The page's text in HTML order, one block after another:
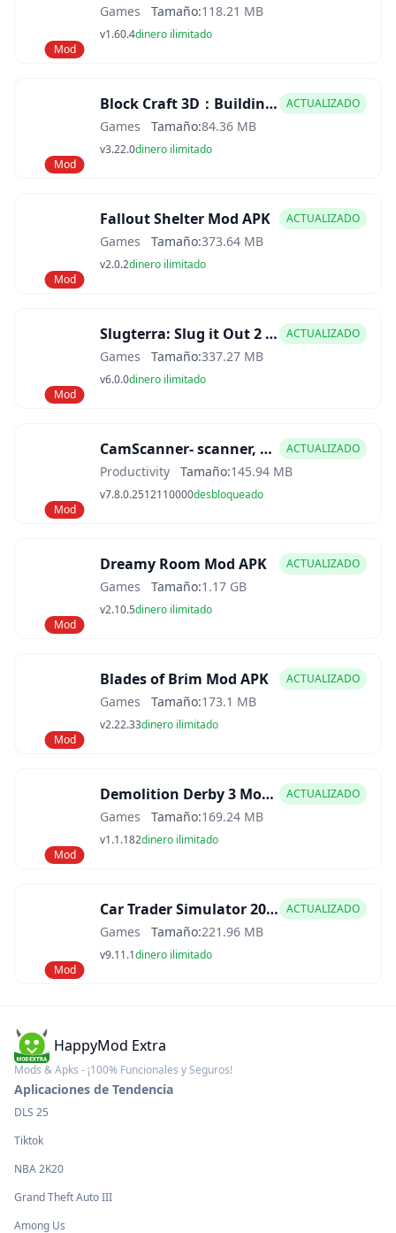
Mod
Games Tamaño:118.21 MB
v1.60.4dinero ilimitado
Mod
Block Craft 3D：Building Game Mod APK ACTUALIZADO
Games Tamaño:84.36 MB
v3.22.0dinero ilimitado
Mod
Fallout Shelter Mod APK ACTUALIZADO
Games Tamaño:373.64 MB
v2.0.2dinero ilimitado
Mod
Slugterra: Slug it Out 2 Mod APK ACTUALIZADO
Games Tamaño:337.27 MB
v6.0.0dinero ilimitado
Mod
CamScanner- scanner, PDF maker Mod APK ACTUALIZADO
Productivity Tamaño:145.94 MB
v7.8.0.2512110000desbloqueado
Mod
Dreamy Room Mod APK ACTUALIZADO
Games Tamaño:1.17 GB
v2.10.5dinero ilimitado
Mod
Blades of Brim Mod APK ACTUALIZADO
Games Tamaño:173.1 MB
v2.22.33dinero ilimitado
Mod
Demolition Derby 3 Mod APK ACTUALIZADO
Games Tamaño:169.24 MB
v1.1.182dinero ilimitado
Mod
Car Trader Simulator 2025 Mod APK ACTUALIZADO
Games Tamaño:221.96 MB
v9.11.1dinero ilimitado
HappyMod Extra
Mods & Apks - ¡100% Funcionales y Seguros!
Aplicaciones de Tendencia
DLS 25
Tiktok
NBA 2K20
Grand Theft Auto III
Among Us